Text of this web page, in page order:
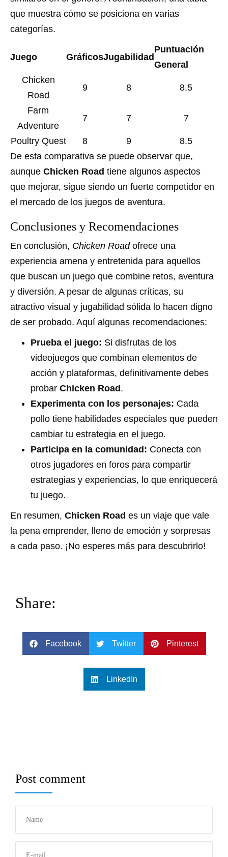
que muestra cómo se posiciona en varias
categorías.
Juego GráficosJugabilidad
Puntuación
General
Chicken
Road
9 8 8.5
Farm
Adventure
7 7 7
Poultry Quest 8 9
8.5
De esta comparativa se puede observar que,
aunque Chicken Road tiene algunos aspectos
que mejorar, sigue siendo un fuerte competidor en
el mercado de los juegos de aventura.
Conclusiones y Recomendaciones
En conclusión, Chicken Roadofrece una
experiencia amena y entretenida para aquellos
que buscan un juego que combine retos, aventura
y diversión. A pesar de algunas críticas, su
atractivo visual y jugabilidad sólida lo hacen digno
de ser probado. Aquí algunas recomendaciones:
Prueba el juego: Si disfrutas de los
videojuegos que combinan elementos de
acción y plataformas, definitivamente debes
probar Chicken Road .
Experimenta con los personajes: Cada
pollo tiene habilidades especiales que pueden
cambiar tu estrategia en el juego.
Participa en la comunidad: Conecta con
otros jugadores en foros para compartir
estrategias y experiencias, lo que enriquecerá
tu juego.
En resumen, Chicken Road es un viaje que vale
la pena emprender, lleno de emoción y sorpresas
a cada paso. ¡No esperes más para descubrirlo!
Share:
Facebook Twitter Pinterest
LinkedIn
Post comment